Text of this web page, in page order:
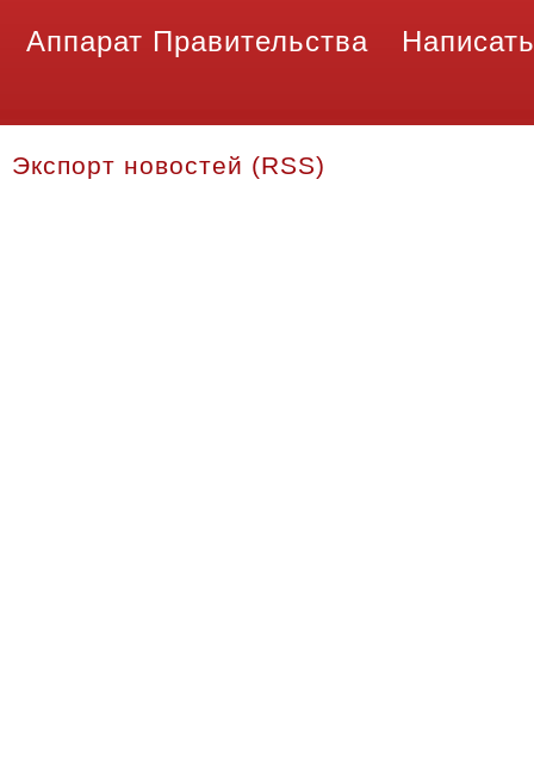
Аппарат Правительства
Экспорт новостей (RSS)